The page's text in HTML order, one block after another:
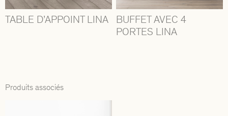
TABLE D’APPOINT LINA
BUFFET AVEC 4
PORTES LINA
Produits associés